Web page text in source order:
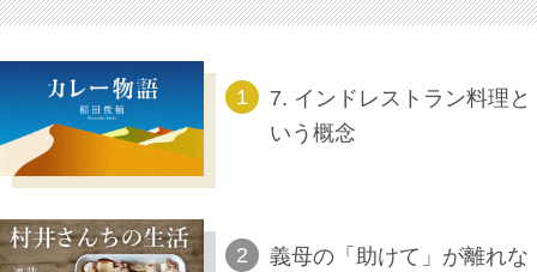
7. インドレストラン料理と
いう概念
義母の「助けて」が離れな